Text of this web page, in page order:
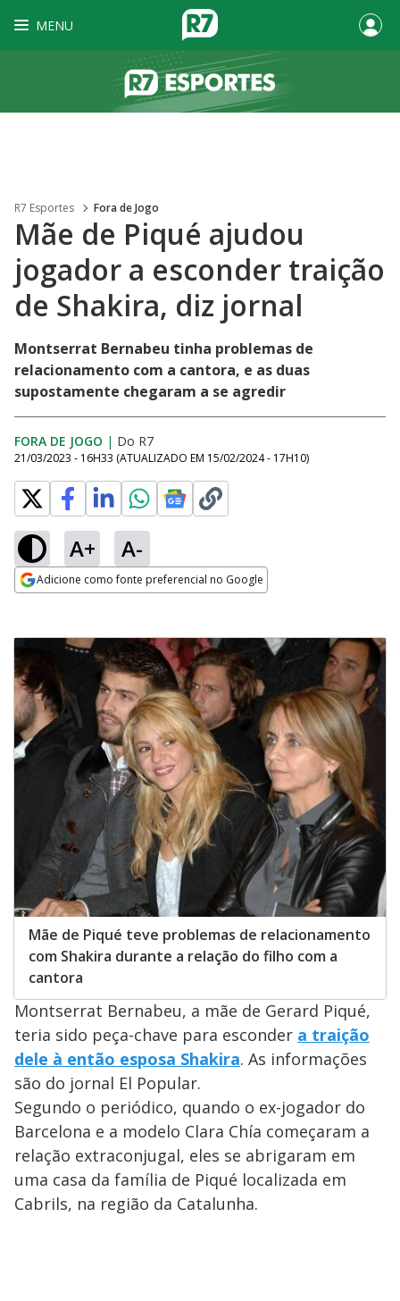
MENU
R7 Esportes Fora de Jogo
Mãe de Piqué ajudou
jogador a esconder traição
de Shakira, diz jornal
Montserrat Bernabeu tinha problemas de
relacionamento com a cantora, e as duas
supostamente chegaram a se agredir
FORA DE JOGO | Do R7
21/03/2023 - 16H33 (ATUALIZADO EM 15/02/2024 - 17H10)
A+ A-
Adicione como fonte preferencial no Google
Mãe de Piqué teve problemas de relacionamento
com Shakira durante a relação do filho com a
cantora
Montserrat Bernabeu, a mãe de Gerard Piqué,
teria sido peça-chave para esconder a traição
dele à então esposa Shakira. As informações
são do jornal El Popular.
Segundo o periódico, quando o ex-jogador do
Barcelona e a modelo Clara Chía começaram a
relação extraconjugal, eles se abrigaram em
uma casa da família de Piqué localizada em
Cabrils, na região da Catalunha.